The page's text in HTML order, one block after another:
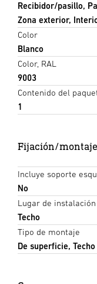
Recibidor/pasillo,
Zona exterior,
Color
Blanco
Color, RAL
9003
Contenido del
1
Fijación/montaje
Incluye soporte
No
Lugar de instalación
Techo
Tipo de montaje
De superficie, Techo